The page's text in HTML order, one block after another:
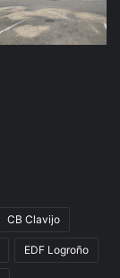
CB Clavijo
EDF Logroño